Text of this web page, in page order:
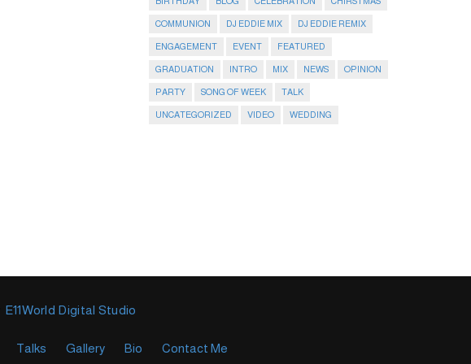
COMMUNION DJ EDDIE MIX DJ EDDIE REMIX
ENGAGEMENT EVENT FEATURED
GRADUATION INTRO MIX NEWS OPINION
PARTY SONG OF WEEK TALK
UNCATEGORIZED VIDEO WEDDING
E11World Digital Studio
Talks Gallery Bio Contact Me